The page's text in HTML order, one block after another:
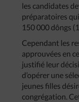
les candidates
préparatoires
150 000 dôngs
Cependant les
approuvées en
justifié leur
d’opérer une
jeunes filles
congrégation.